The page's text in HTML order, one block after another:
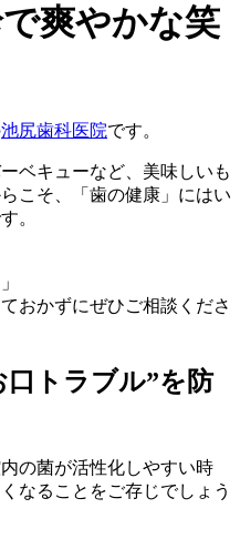
爽やかな笑
池尻歯科医院です。
ベキューなど、美味しいも
こそ、「歯の健康」にはい
。
おかずにぜひご相談くださ
口トラブル”を防
の菌が活性化しやすい時
なることをご存じでしょう